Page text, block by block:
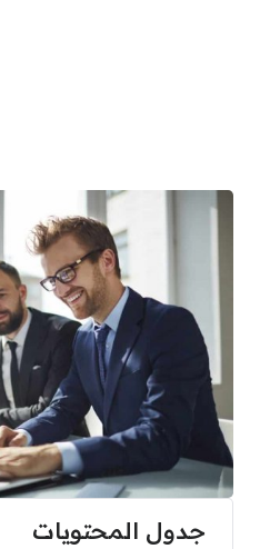
جدول المحتويات